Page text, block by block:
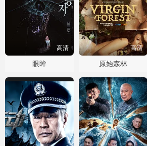
高清
眼眸
高清
原始森林